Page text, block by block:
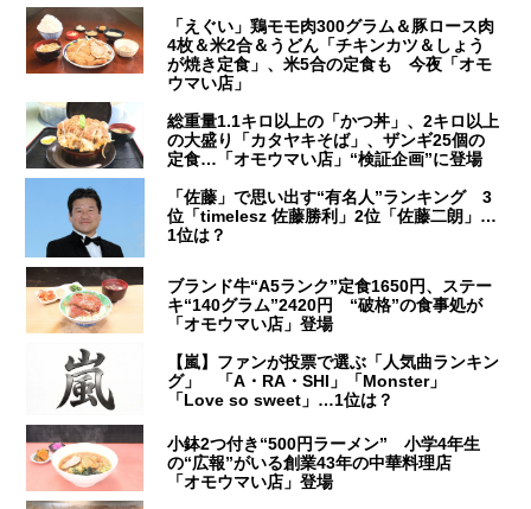
「えぐい」鶏モモ肉300グラム＆豚ロース肉
4枚＆米2合＆うどん「チキンカツ＆しょう
が焼き定食」、米5合の定食も 今夜「オモ
ウマい店」
総重量1.1キロ以上の「かつ丼」、2キロ以上
の大盛り「カタヤキそば」、ザンギ25個の
定食…「オモウマい店」“検証企画”に登場
「佐藤」で思い出す“有名人”ランキング 3
位「timelesz 佐藤勝利」2位「佐藤二朗」…
1位は？
ブランド牛“A5ランク”定食1650円、ステー
キ“140グラム”2420円 “破格”の食事処が
「オモウマい店」登場
【嵐】ファンが投票で選ぶ「人気曲ランキン
グ」 「A・RA・SHI」「Monster」
「Love so sweet」…1位は？
小鉢2つ付き“500円ラーメン” 小学4年生
の“広報”がいる創業43年の中華料理店
「オモウマい店」登場